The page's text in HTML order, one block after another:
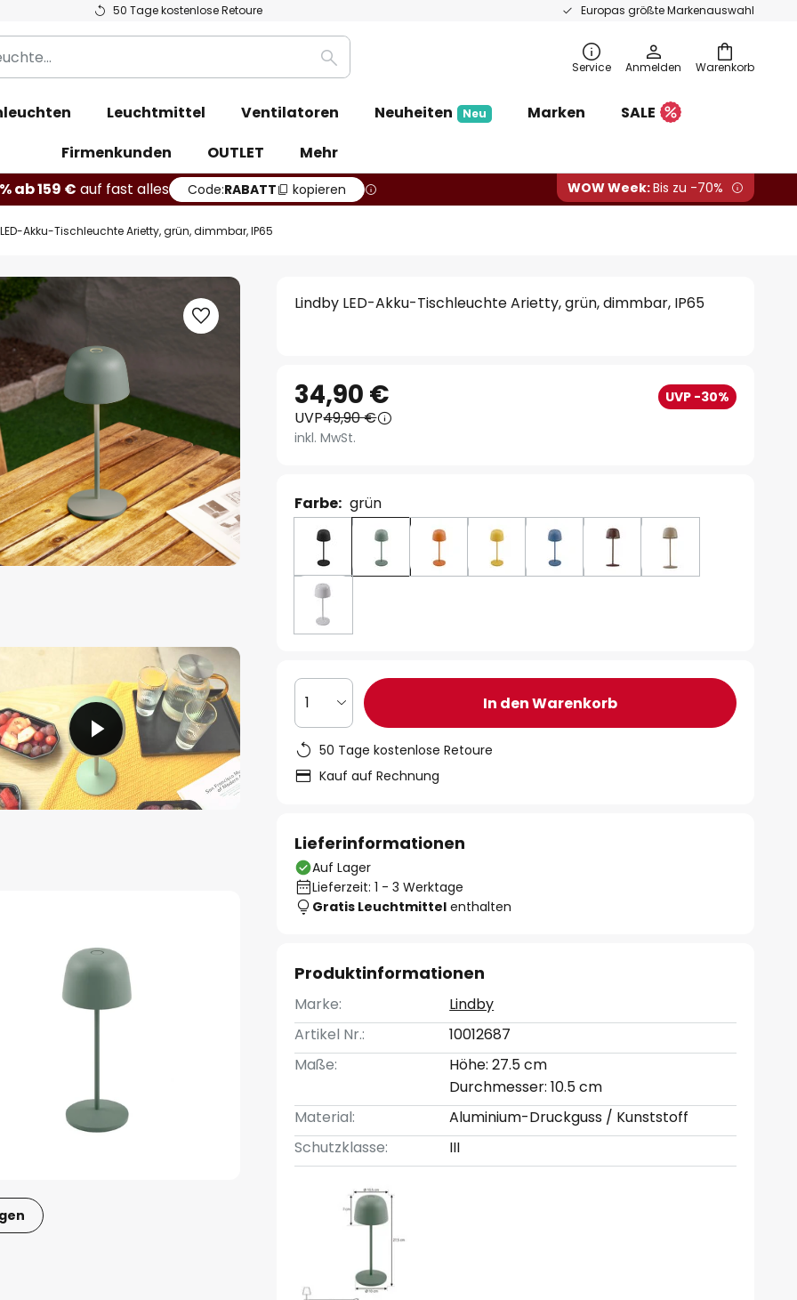
50 Tage kostenlose Retoure Europas größte Markenauswahl
Warenkorb
Suche Service Anmelden
Leuchtmittel Ventilatoren Neuheiten Neu Marken
SALE
Firmenkunden
OUTLET
Mehr
ab 159 € auf fast alles Code:RABATT kopieren WOW Week:Bis zu -70%
Akku-Tischleuchte Arietty, grün, dimmbar, IP65
Lindby LED-Akku-Tischleuchte Arietty, grün, dimmbar, IP65
34,90 € UVP -30%
UVP49,90 €
inkl. MwSt.
Farbe: grün
1 In den Warenkorb
50 Tage kostenlose Retoure
Kauf auf Rechnung
Lieferinformationen
Auf Lager
Lieferzeit: 1 - 3 Werktage
Gratis Leuchtmittel enthalten
Produktinformationen
Marke:
Lindby
Artikel Nr.:
10012687
Maße:
Höhe: 27.5 cm
Durchmesser: 10.5 cm
Material:
Aluminium-Druckguss / Kunststoff
Schutzklasse:
III